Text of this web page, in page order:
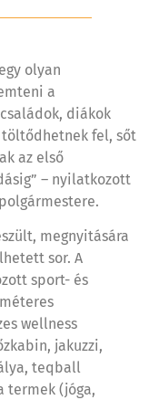
olyan
a
diákok
fel, sőt
az első
– nyilatkozott
megnyitására
sor. A
sport- és
wellness
jakuzzi,
teqball
termek (jóga,